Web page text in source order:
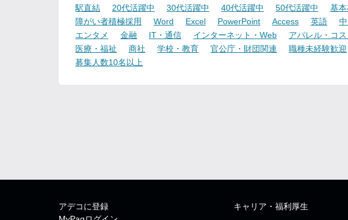
駅直結
20代活躍中 30代活躍中 40代活躍中 50代活躍中 基
障がい者積極採用
Word Excel PowerPoint Access 英語
エンタメ
金融 IT・通信 インターネット・Web アパレル・コス
医療・福祉
商社 学校・教育 官公庁・財団関連 職種未経験歓迎
募集人数10名以上
アデコに登録
キャリア・福利厚生